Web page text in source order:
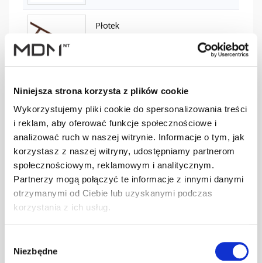
Niniejsza strona korzysta z plików cookie
Wykorzystujemy pliki cookie do spersonalizowania treści
i reklam, aby oferować funkcje społecznościowe i
analizować ruch w naszej witrynie. Informacje o tym, jak
korzystasz z naszej witryny, udostępniamy partnerom
społecznościowym, reklamowym i analitycznym.
Partnerzy mogą połączyć te informacje z innymi danymi
otrzymanymi od Ciebie lub uzyskanymi podczas
korzystania z ich usług.
zgody
Niezbędne
Płotek
–
Płotek
przeciwśn. 155
mm L-3,0 m
szt –
Płotek
przeciwśn. 155
mm L-3,0 m
czarny
szt –